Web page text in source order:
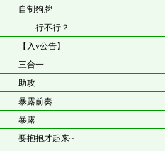
自制狗牌
……行不行？
【入v公告】
三合一
助攻
暴露前奏
暴露
要抱抱才起来~